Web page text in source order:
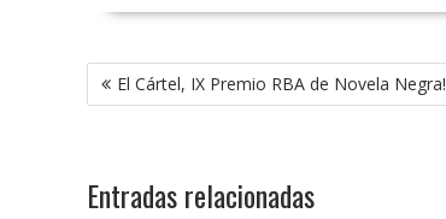
Navegación
de
El Cártel, IX Premio RBA de Novela Negra!
Entradas relacionadas